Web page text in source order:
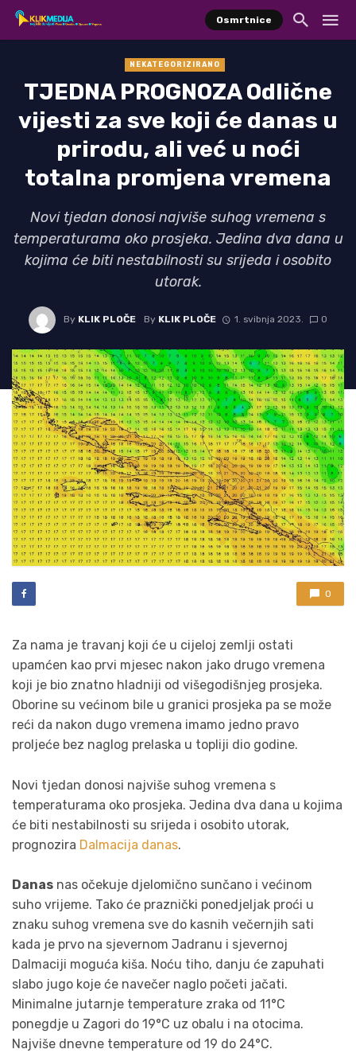
Osmrtnice
NEKATEGORIZIRANO
TJEDNA PROGNOZA Odlične
vijesti za sve koji će danas u
prirodu, ali već u noći
totalna promjena vremena
Novi tjedan donosi najviše suhog vremena s
temperaturama oko prosjeka. Jedina dva dana u
kojima će biti nestabilnosti su srijeda i osobito
utorak.
By KLIK PLOČE By KLIK PLOČE 1. svibnja 2023. 0
0
Za nama je travanj koji će u cijeloj zemlji ostati
upamćen kao prvi mjesec nakon jako drugo vremena
koji je bio znatno hladniji od višegodišnjeg prosjeka.
Oborine su većinom bile u granici prosjeka pa se može
reći da nakon dugo vremena imamo jedno pravo
proljeće bez naglog prelaska u topliji dio godine.
Novi tjedan donosi najviše suhog vremena s
temperaturama oko prosjeka. Jedina dva dana u kojima
će biti nestabilnosti su srijeda i osobito utorak,
prognozira Dalmacija danas.
Danas nas očekuje djelomično sunčano i većinom
suho vrijeme. Tako će praznički ponedjeljak proći u
znaku suhog vremena sve do kasnih večernjih sati
kada je prvo na sjevernom Jadranu i sjevernoj
Dalmaciji moguća kiša. Noću tiho, danju će zapuhati
slabo jugo koje će navečer naglo početi jačati.
Minimalne jutarnje temperature zraka od 11°C
ponegdje u Zagori do 19°C uz obalu i na otocima.
Najviše dnevne temperature od 19 do 24°C.